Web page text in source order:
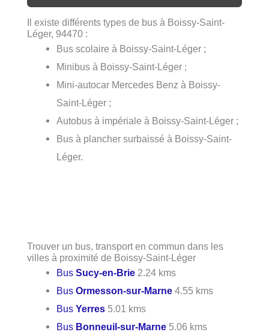
Il existe différents types de bus à Boissy-Saint-
Léger, 94470 :
Bus scolaire à Boissy-Saint-Léger ;
Minibus à Boissy-Saint-Léger ;
Mini-autocar Mercedes Benz à Boissy-
Saint-Léger ;
Autobus à impériale à Boissy-Saint-Léger ;
Bus à plancher surbaissé à Boissy-Saint-
Léger.
Trouver un bus, transport en commun dans les
villes à proximité de Boissy-Saint-Léger
BusSucy-en-Brie 2.24 kms
BusOrmesson-sur-Marne 4.55 kms
BusYerres 5.01 kms
Bus Bonneuil-sur-Marne 5.06 kms